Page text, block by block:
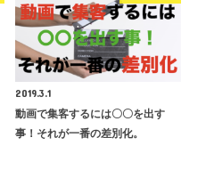
2019.3.1
動画で集客するには〇〇を出す
事！それが一番の差別化。